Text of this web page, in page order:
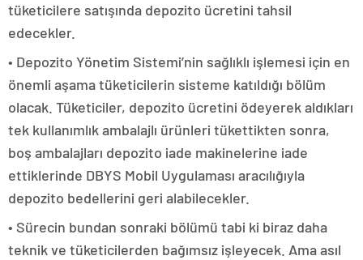
tüketicilere satışında depozito ücretini tahsil
edecekler.
• Depozito Yönetim Sistemi’nin sağlıklı işlemesi için en
önemli aşama tüketicilerin sisteme katıldığı bölüm
olacak. Tüketiciler, depozito ücretini ödeyerek aldıkları
tek kullanımlık ambalajlı ürünleri tükettikten sonra,
boş ambalajları depozito iade makinelerine iade
ettiklerinde DBYS Mobil Uygulaması aracılığıyla
depozito bedellerini geri alabilecekler.
• Sürecin bundan sonraki bölümü tabi ki biraz daha
teknik ve tüketicilerden bağımsız işleyecek. Ama asıl